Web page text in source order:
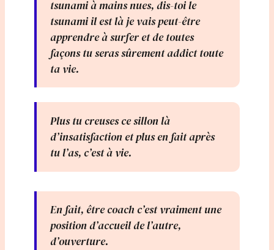
tsunami à mains nues, dis-toi le
tsunami il est là je vais peut-être
apprendre à surfer et de toutes
façons tu seras sûrement addict toute
ta vie.
Plus tu creuses ce sillon là
d’insatisfaction et plus en fait après
tu l’as, c’est à vie.
En fait, être coach c’est vraiment une
position d’accueil de l’autre,
d’ouverture.